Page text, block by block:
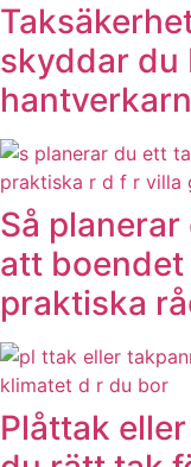
skyddar du
Så
att boendet
praktiska
Plåttak